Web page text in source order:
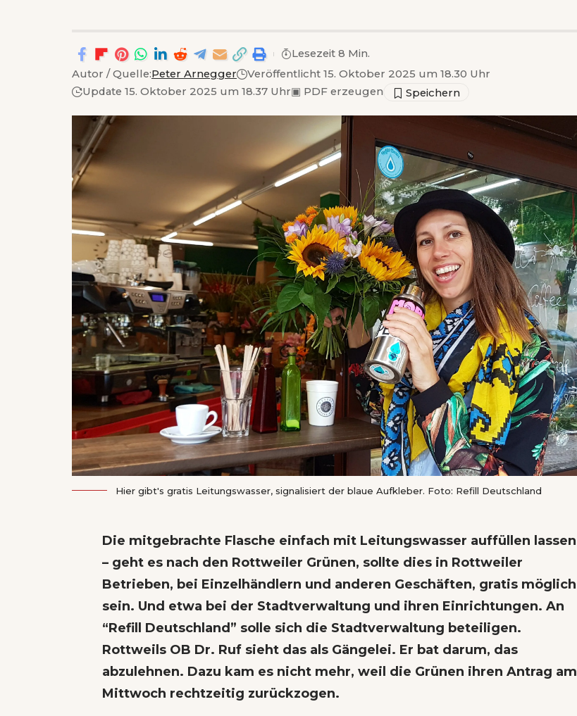
Autor / Quelle:Peter Arnegger
Veröffentlicht 15. Oktober 2025 um 18.30 Uhr
Update 15. Oktober 2025 um 18.37 Uhr▣ PDF erzeugen
Lesezeit 8 Min.
Hier gibt's gratis Leitungswasser, signalisiert der blaue Aufkleber. Foto: Refill Deutschland
Die mitgebrachte Flasche einfach mit Leitungswasser auffüllen lassen
– geht es nach den Rottweiler Grünen, sollte dies in Rottweiler
Betrieben, bei Einzelhändlern und anderen Geschäften, gratis möglich
sein. Und etwa bei der Stadtverwaltung und ihren Einrichtungen. An
“Refill Deutschland” solle sich die Stadtverwaltung beteiligen.
Rottweils OB Dr. Ruf sieht das als Gängelei. Er bat darum, das
abzulehnen. Dazu kam es nicht mehr, weil die Grünen ihren Antrag am
Mittwoch rechtzeitig zurückzogen.